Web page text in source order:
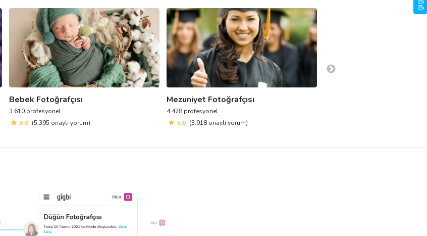
Bebek Fotoğrafçısı
3.610 profesyonel
5.0 (5.395 onaylı yorum)
Mezuniyet Fotoğrafçısı
4.478 profesyonel
5.0 (3.918 onaylı yorum)